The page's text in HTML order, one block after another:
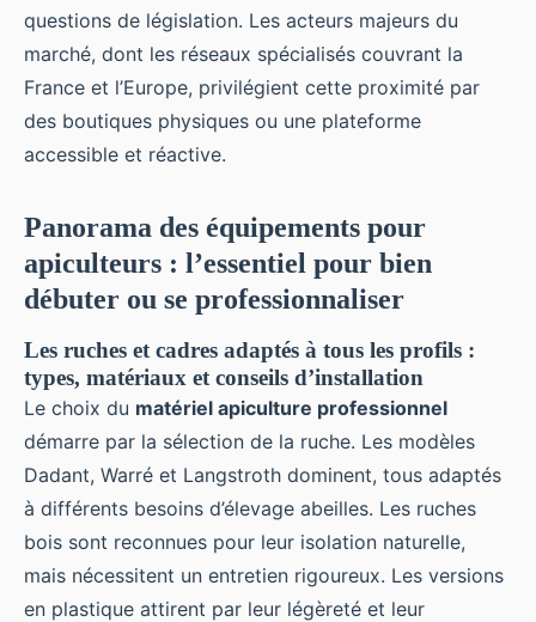
questions de législation. Les acteurs majeurs du
marché, dont les réseaux spécialisés couvrant la
France et l’Europe, privilégient cette proximité par
des boutiques physiques ou une plateforme
accessible et réactive.
Panorama des équipements pour
apiculteurs : l’essentiel pour bien
débuter ou se professionnaliser
Les ruches et cadres adaptés à tous les profils :
types, matériaux et conseils d’installation
Le choix du matériel apiculture professionnel
démarre par la sélection de la ruche. Les modèles
Dadant, Warré et Langstroth dominent, tous adaptés
à différents besoins d’élevage abeilles. Les ruches
bois sont reconnues pour leur isolation naturelle,
mais nécessitent un entretien rigoureux. Les versions
en plastique attirent par leur légèreté et leur